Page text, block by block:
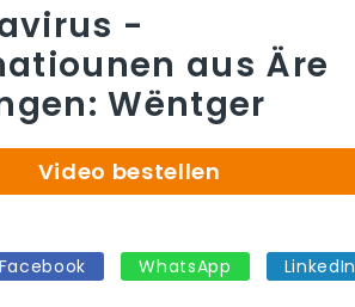
-
aus Äre
Wëntger
Video bestellen
Facebook WhatsApp LinkedIn